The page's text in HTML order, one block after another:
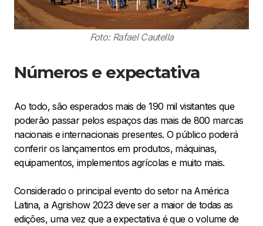
Foto: Rafael Cautella
Números e expectativa
Ao todo, são esperados mais de 190 mil visitantes que
poderão passar pelos espaços das mais de 800 marcas
nacionais e internacionais presentes. O público poderá
conferir os lançamentos em produtos, máquinas,
equipamentos, implementos agrícolas e muito mais.
Considerado o principal evento do setor na América
Latina, a Agrishow 2023 deve ser a maior de todas as
edições, uma vez que a expectativa é que o volume de